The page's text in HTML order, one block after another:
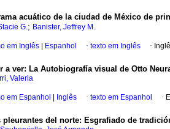
acuático de la ciudad de México de
G.; Banister, Jeffrey M.
em Inglês Espanhol · texto em Inglês ·
a ver: La Autobiografía visual de Otto
Valeria
em Espanhol Inglês · texto em Espanhol ·
pleurantes del norte: Esgrafiado de